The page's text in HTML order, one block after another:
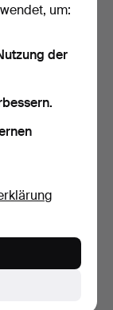
BRONZE-
um:
der